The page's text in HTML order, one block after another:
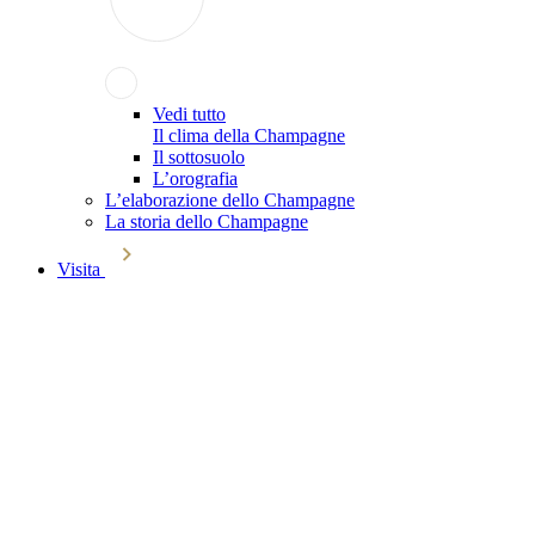
Vedi tutto
Il clima della Champagne
Il sottosuolo
L’orografia
L’elaborazione dello Champagne
La storia dello Champagne
Visita